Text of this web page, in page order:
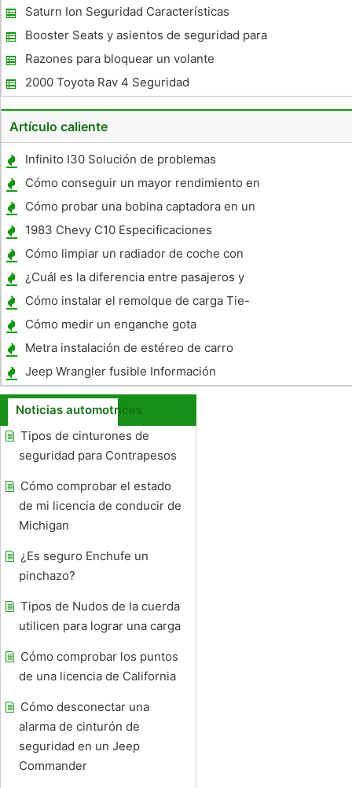
Saturn Ion Seguridad Características
Saturno división
Booster Seats y asientos de seguridad para
niños
Razones para bloquear un volante
2000 Toyota Rav 4 Seguridad
Artículo caliente
Infinito I30 Solución de problemas
Cómo conseguir un mayor rendimiento en
un Chevy 350 1995
Cómo probar una bobina captadora en un
vehículo todo terreno
1983 Chevy C10 Especificaciones
Cómo limpiar un radiador de coche con
vinagre
¿Cuál es la diferencia entre pasajeros y
Performance Tires?
Cómo instalar el remolque de carga Tie-
Downs
Cómo medir un enganche gota
Metra instalación de estéreo de carro
Jeep Wrangler fusible Información
Noticias automotrices
Tipos de cinturones de
seguridad para Contrapesos
Cómo comprobar el estado
de mi licencia de conducir de
Michigan
¿Es seguro Enchufe un
pinchazo?
Tipos de Nudos de la cuerda
utilicen para lograr una carga
Cómo comprobar los puntos
de una licencia de California
Cómo desconectar una
alarma de cinturón de
seguridad en un Jeep
Commander